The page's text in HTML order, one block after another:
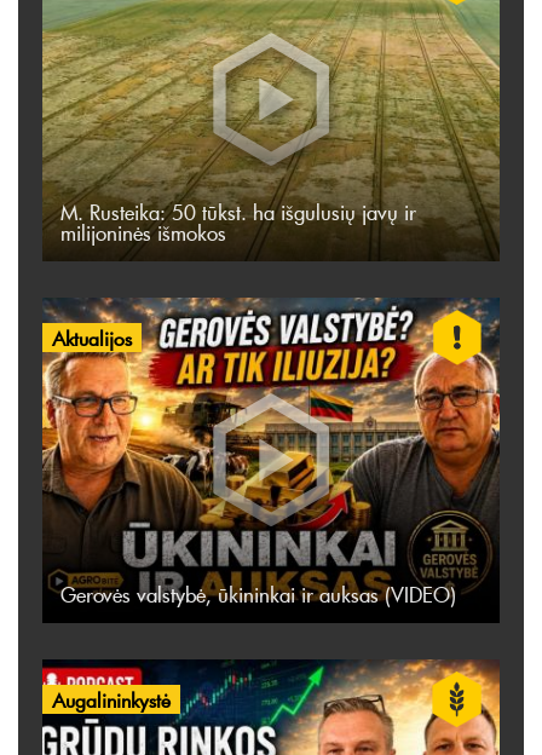
M. Rusteika: 50 tūkst. ha išgulusių javų ir
milijoninės išmokos
Aktualijos
Gerovės valstybė, ūkininkai ir auksas (VIDEO)
Augalininkystė